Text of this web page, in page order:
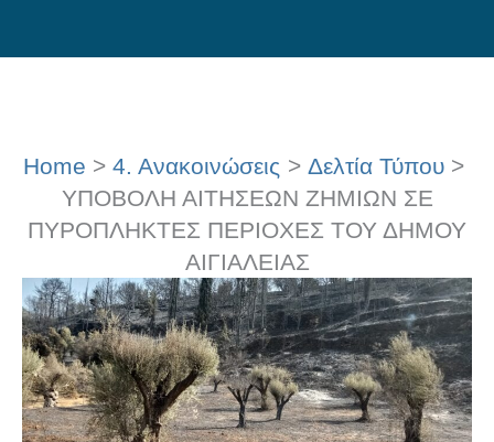
to
Home 4. Ανακοινώσεις
Δελτία Τύπου
ΥΠΟΒΟΛΗ ΑΙΤΗΣΕΩΝ ΖΗΜΙΩΝ ΣΕ
ΠΥΡΟΠΛΗΚΤΕΣ ΠΕΡΙΟΧΕΣ ΤΟΥ ΔΗΜΟΥ
ΑΙΓΙΑΛΕΙΑΣ